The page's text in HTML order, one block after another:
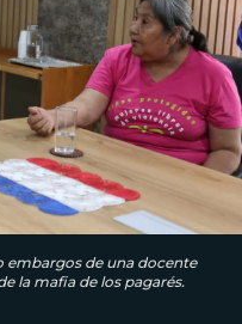
embargos de una docente
la mafia de los pagarés.